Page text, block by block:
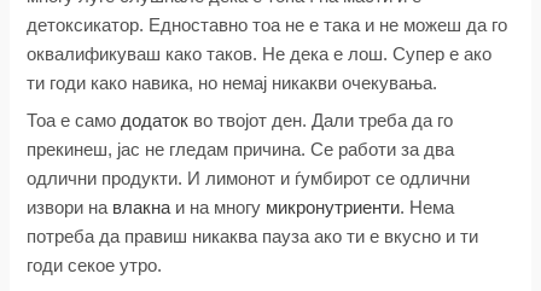
детоксикатор. Едноставно тоа не е така и не можеш да го
оквалификуваш како таков. Не дека е лош. Супер е ако
ти годи како навика, но немај никакви очекувања.
Тоа е само додаток во твојот ден. Дали треба да го
прекинеш, јас не гледам причина. Се работи за два
одлични продукти. И лимонот и ѓумбирот се одлични
извори на влакна и на многу микронутриенти. Нема
потреба да правиш никаква пауза ако ти е вкусно и ти
годи секое утро.